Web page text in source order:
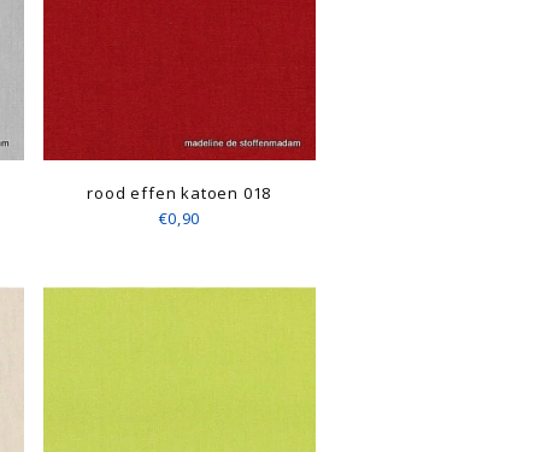
rood effen katoen 018
€0,90